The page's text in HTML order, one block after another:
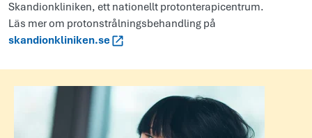
Skandionkliniken, ett nationellt protonterapicentrum.
Läs mer om protonstrålningsbehandling på
skandionkliniken.se